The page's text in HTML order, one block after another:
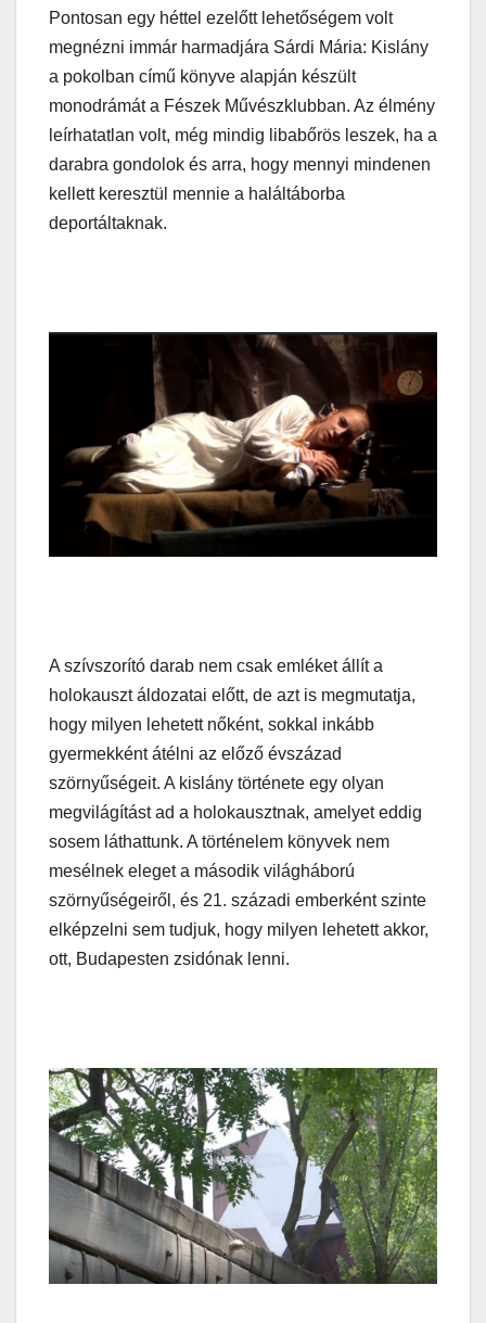
Pontosan egy héttel ezelőtt lehetőségem volt
megnézni immár harmadjára Sárdi Mária: Kislány
a pokolban című könyve alapján készült
monodrámát a Fészek Művészklubban. Az élmény
leírhatatlan volt, még mindig libabőrös leszek, ha a
darabra gondolok és arra, hogy mennyi mindenen
kellett keresztül mennie a haláltáborba
deportáltaknak.
A szívszorító darab nem csak emléket állít a
holokauszt áldozatai előtt, de azt is megmutatja,
hogy milyen lehetett nőként, sokkal inkább
gyermekként átélni az előző évszázad
szörnyűségeit. A kislány története egy olyan
megvilágítást ad a holokausztnak, amelyet eddig
sosem láthattunk. A történelem könyvek nem
mesélnek eleget a második világháború
szörnyűségeiről, és 21. századi emberként szinte
elképzelni sem tudjuk, hogy milyen lehetett akkor,
ott, Budapesten zsidónak lenni.